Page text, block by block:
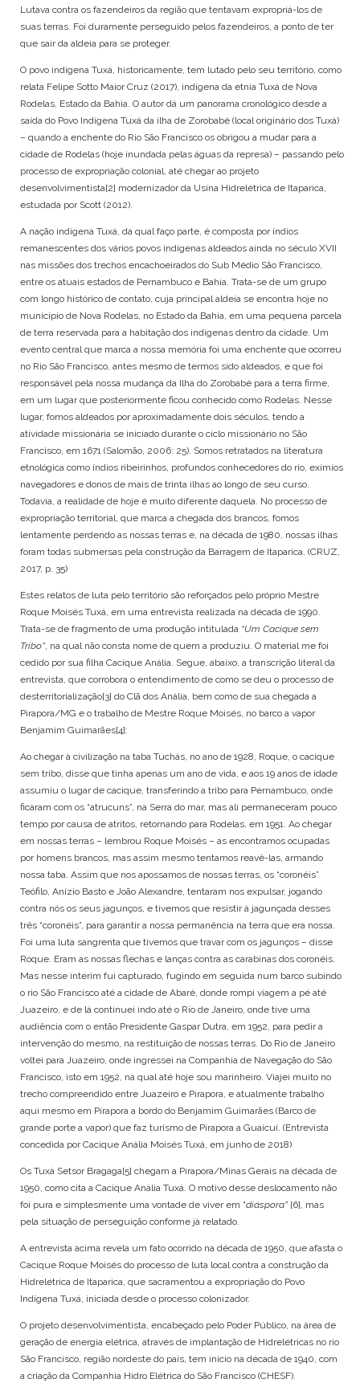
Lutava contra os fazendeiros da região que tentavam expropriá-los de
suas terras. Foi duramente perseguido pelos fazendeiros, a ponto de ter
que sair da aldeia para se proteger.
O povo indígena Tuxá, historicamente, tem lutado pelo seu território, como
relata Felipe Sotto Maior Cruz (2017), indígena da etnia Tuxá de Nova
Rodelas, Estado da Bahia. O autor dá um panorama cronológico desde a
saída do Povo Indígena Tuxá da ilha de Zorobabé (local originário dos Tuxá)
– quando a enchente do Rio São Francisco os obrigou a mudar para a
cidade de Rodelas (hoje inundada pelas águas da represa) – passando pelo
processo de expropriação colonial, até chegar ao projeto
desenvolvimentista[2] modernizador da Usina Hidrelétrica de Itaparica,
estudada por Scott (2012).
A nação indígena Tuxá, da qual faço parte, é composta por índios
remanescentes dos vários povos indígenas aldeados ainda no século XVII
nas missões dos trechos encachoeirados do Sub Médio São Francisco,
entre os atuais estados de Pernambuco e Bahia. Trata-se de um grupo
com longo histórico de contato, cuja principal aldeia se encontra hoje no
município de Nova Rodelas, no Estado da Bahia, em uma pequena parcela
de terra reservada para a habitação dos indígenas dentro da cidade. Um
evento central que marca a nossa memória foi uma enchente que ocorreu
no Rio São Francisco, antes mesmo de termos sido aldeados, e que foi
responsável pela nossa mudança da Ilha do Zorobabé para a terra firme,
em um lugar que posteriormente ficou conhecido como Rodelas. Nesse
lugar, fomos aldeados por aproximadamente dois séculos, tendo a
atividade missionária se iniciado durante o ciclo missionário no São
Francisco, em 1671 (Salomão, 2006: 25). Somos retratados na literatura
etnológica como índios ribeirinhos, profundos conhecedores do rio, exímios
navegadores e donos de mais de trinta ilhas ao longo de seu curso.
Todavia, a realidade de hoje é muito diferente daquela. No processo de
expropriação territorial, que marca a chegada dos brancos, fomos
lentamente perdendo as nossas terras e, na década de 1980, nossas ilhas
foram todas submersas pela construção da Barragem de Itaparica. (CRUZ,
2017, p. 35)
Estes relatos de luta pelo território são reforçados pelo próprio Mestre
Roque Moisés Tuxá, em uma entrevista realizada na década de 1990.
Trata-se de fragmento de uma produção intitulada “Um Cacique sem
Tribo”, na qual não consta nome de quem a produziu. O material me foi
cedido por sua filha Cacique Anália. Segue, abaixo, a transcrição literal da
entrevista, que corrobora o entendimento de como se deu o processo de
desterritorialização[3] do Clã dos Anália, bem como de sua chegada a
Pirapora/MG e o trabalho de Mestre Roque Moisés, no barco a vapor
Benjamim Guimarães[4]:
Ao chegar à civilização na taba Tuchás, no ano de 1928, Roque, o cacique
sem tribo, disse que tinha apenas um ano de vida, e aos 19 anos de idade
assumiu o lugar de cacique, transferindo a tribo para Pernambuco, onde
ficaram com os “atrucuns”, na Serra do mar, mas ali permaneceram pouco
tempo por causa de atritos, retornando para Rodelas, em 1951. Ao chegar
em nossas terras – lembrou Roque Moisés – as encontramos ocupadas
por homens brancos, mas assim mesmo tentamos reavê-las, armando
nossa taba. Assim que nos apossamos de nossas terras, os “coronéis”
Teófilo, Anízio Basto e João Alexandre, tentaram nos expulsar, jogando
contra nós os seus jagunços, e tivemos que resistir à jagunçada desses
três “coronéis”, para garantir a nossa permanência na terra que era nossa.
Foi uma luta sangrenta que tivemos que travar com os jagunços – disse
Roque. Eram as nossas flechas e lanças contra as carabinas dos coronéis.
Mas nesse interim fui capturado, fugindo em seguida num barco subindo
o rio São Francisco até a cidade de Abaré, donde rompi viagem a pé até
Juazeiro, e de lá continuei indo até o Rio de Janeiro, onde tive uma
audiência com o então Presidente Gaspar Dutra, em 1952, para pedir a
intervenção do mesmo, na restituição de nossas terras. Do Rio de Janeiro
voltei para Juazeiro, onde ingressei na Companhia de Navegação do São
Francisco, isto em 1952, na qual até hoje sou marinheiro. Viajei muito no
trecho compreendido entre Juazeiro e Pirapora, e atualmente trabalho
aqui mesmo em Pirapora a bordo do Benjamim Guimarães (Barco de
grande porte a vapor) que faz turismo de Pirapora a Guaicuí. (Entrevista
concedida por Cacique Anália Moisés Tuxá, em junho de 2018)
Os Tuxá Setsor Bragaga[5] chegam a Pirapora/Minas Gerais na década de
1950, como cita a Cacique Anália Tuxá. O motivo desse deslocamento não
foi pura e simplesmente uma vontade de viver em “diáspora” [6], mas
pela situação de perseguição conforme já relatado.
A entrevista acima revela um fato ocorrido na década de 1950, que afasta o
Cacique Roque Moisés do processo de luta local contra a construção da
Hidrelétrica de Itaparica, que sacramentou a expropriação do Povo
Indígena Tuxá, iniciada desde o processo colonizador.
O projeto desenvolvimentista, encabeçado pelo Poder Público, na área de
geração de energia elétrica, através de implantação de Hidrelétricas no rio
São Francisco, região nordeste do país, tem início na década de 1940, com
a criação da Companhia Hidro Elétrica do São Francisco (CHESF).